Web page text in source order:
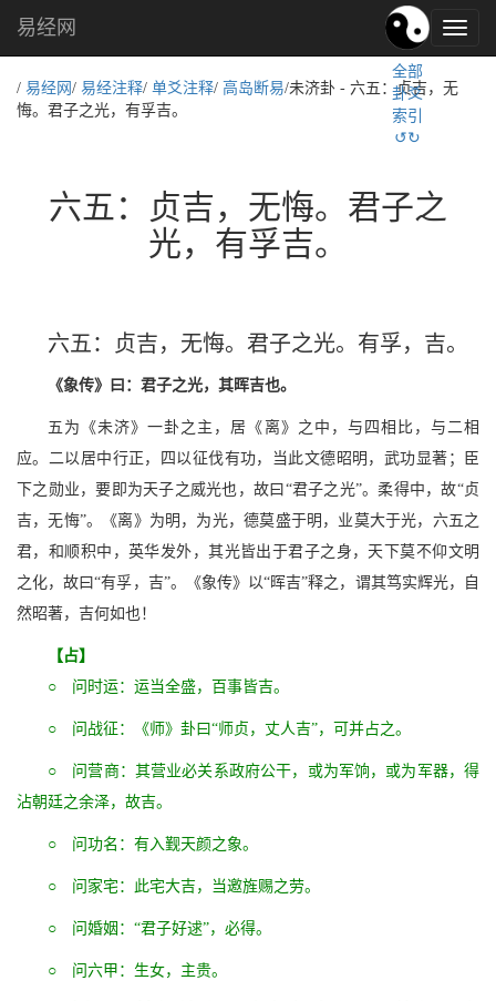
易
经
化,
易经网
全部
卦爻
索引
↺↻
/ 易经网 / 易经注释/ 单爻注释/ 高岛断易/未济卦 - 六五：贞吉，无
悔。君子之光，有孚吉。
六五：贞吉，无悔。君子之
光，有孚吉。
六五：贞吉，无悔。君子之光。有孚，吉。
《象传》曰：君子之光，其晖吉也。
五为《未济》一卦之主，居《离》之中，与四相比，与二相
应。二以居中行正，四以征伐有功，当此文德昭明，武功显著；臣
下之勋业，要即为天子之威光也，故曰“君子之光”。柔得中，故“贞
吉，无悔”。《离》为明，为光，德莫盛于明，业莫大于光，六五之
君，和顺积中，英华发外，其光皆出于君子之身，天下莫不仰文明
之化，故曰“有孚，吉”。《象传》以“晖吉”释之，谓其笃实辉光，自
然昭著，吉何如也！
【占】
○ 问时运：运当全盛，百事皆吉。
○ 问战征：《师》卦曰“师贞，丈人吉”，可并占之。
○ 问营商：其营业必关系政府公干，或为军饷，或为军器，得
沾朝廷之余泽，故吉。
○ 问功名：有入觐天颜之象。
○ 问家宅：此宅大吉，当邀旌赐之劳。
○ 问婚姻：“君子好逑”，必得。
○ 问六甲：生女，主贵。